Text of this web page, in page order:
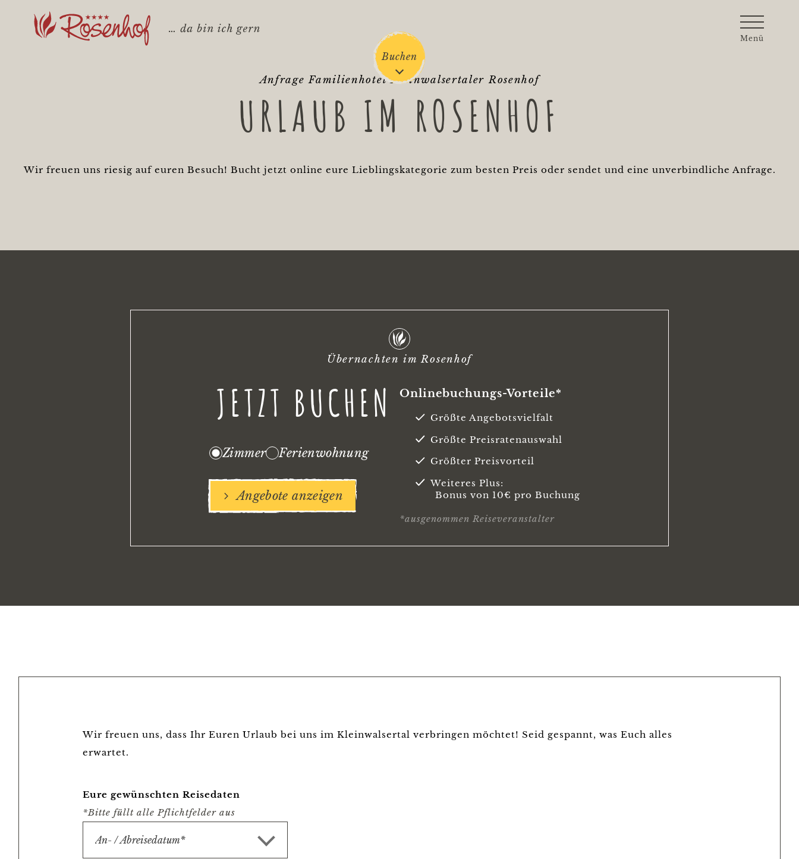
Rosenhof - Zur Startseite
Menü
Buchen
Anfrage Familienhotel Kleinwalsertaler Rosenhof
URLAUB IM ROSENHOF
Wir freuen uns riesig auf euren Besuch! Bucht jetzt online eure Lieblingskategorie zum besten Preis oder sendet und eine unverbindliche Anfrage.
Übernachten im Rosenhof
JETZT BUCHEN
Zimmer Ferienwohnung
Angebote anzeigen
Onlinebuchungs-Vorteile*
Größte Angebotsvielfalt
Größte Preisratenauswahl
Größter Preisvorteil
Weiteres Plus:
Bonus von 10€ pro Buchung
*ausgenommen Reiseveranstalter
Wir freuen uns, dass Ihr Euren Urlaub bei uns im Kleinwalsertal verbringen möchtet! Seid gespannt, was Euch alles
erwartet.
Eure gewünschten Reisedaten
*Bitte füllt alle Pflichtfelder aus